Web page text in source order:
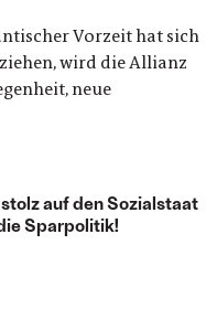
Vorzeit hat sich
wird die Allianz
neue
auf den Sozialstaat
Sparpolitik!